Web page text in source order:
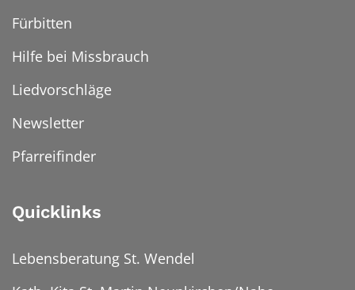
Fürbitten
Hilfe bei Missbrauch
Liedvorschläge
Newsletter
Pfarreifinder
Quicklinks
Lebensberatung St. Wendel